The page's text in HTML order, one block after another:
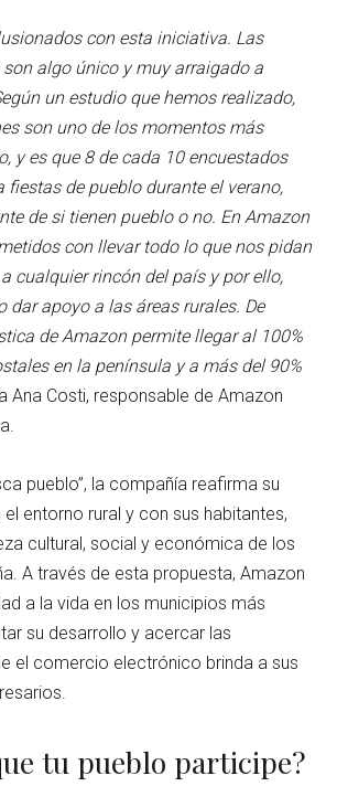
con esta iniciativa. Las
algo único y muy arraigado a
un estudio que hemos realizado,
son uno de los momentos más
y es que 8 de cada 10 encuestados
fiestas de pueblo durante el verano,
de si tienen pueblo o no. En Amazon
con llevar todo lo que nos pidan
cualquier rincón del país y por ello,
dar apoyo a las áreas rurales. De
de Amazon permite llegar al 100%
en la península y a más del 90%
Ana Costi, responsable de Amazon
pueblo”, la compañía reafirma su
entorno rural y con sus habitantes,
cultural, social y económica de los
A través de esta propuesta, Amazon
a la vida en los municipios más
su desarrollo y acercar las
el comercio electrónico brinda a sus
tu pueblo participe?